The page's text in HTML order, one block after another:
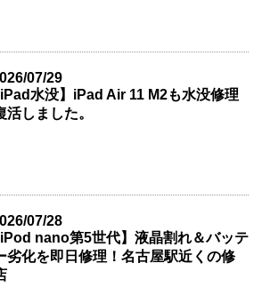
07/29
iPad水没】iPad Air 11 M2も水没修理
活しました。
07/28
iPod nano第5世代】液晶割れ＆バッテ
劣化を即日修理！名古屋駅近くの修